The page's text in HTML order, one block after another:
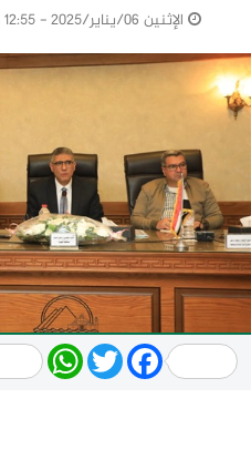
الإثنين 06/يناير/2025 - 12:55 م
WhatsApp
TwitterFacebook